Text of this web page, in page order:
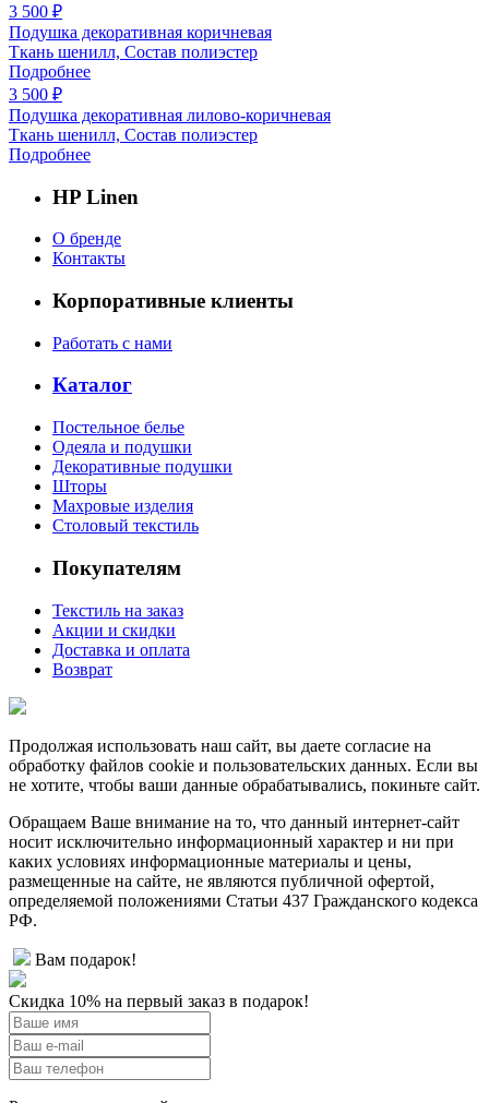
3 500 ₽
Подушка декоративная коричневая
Ткань шенилл, Состав полиэстер
Подробнее
3 500 ₽
Подушка декоративная лилово-коричневая
Ткань шенилл, Состав полиэстер
Подробнее
HP Linen
О бренде
Контакты
Корпоративные клиенты
Работать с нами
Каталог
Постельное белье
Одеяла и подушки
Декоративные подушки
Шторы
Махровые изделия
Столовый текстиль
Покупателям
Текстиль на заказ
Акции и скидки
Доставка и оплата
Возврат
Продолжая использовать наш сайт, вы даете согласие на
обработку файлов cookie и пользовательских данных. Если вы
не хотите, чтобы ваши данные обрабатывались, покиньте сайт.
Обращаем Ваше внимание на то, что данный интернет-сайт
носит исключительно информационный характер и ни при
каких условиях информационные материалы и цены,
размещенные на сайте, не являются публичной офертой,
определяемой положениями Статьи 437 Гражданского кодекса
РФ.
Вам подарок!
Скидка 10% на первый заказ в подарок!